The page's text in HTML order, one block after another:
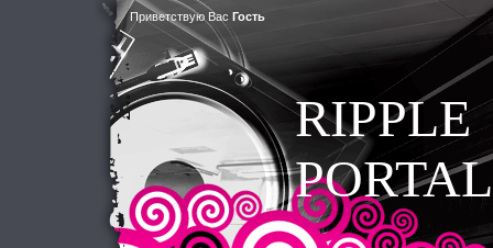
Приветствую Вас Гость
RIPPLE
PORTAL